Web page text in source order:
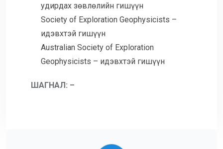
удирдах зөвлөлийн гишүүн
Society of Exploration Geophysicists –
идэвхтэй гишүүн
Australian Society of Exploration
Geophysicists – идэвхтэй гишүүн
ШАГНАЛ: –